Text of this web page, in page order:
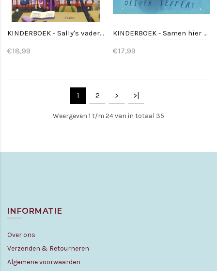
KINDERBOEK - Sally's vader is vet ongemakkelijk
€18,99
KINDERBOEK - Samen hier - 4jr+
€17,99
1 2 > >|
Weergeven 1 t/m 24 van in totaal 35
INFORMATIE
Over ons
Verzenden & Retourneren
Algemene voorwaarden